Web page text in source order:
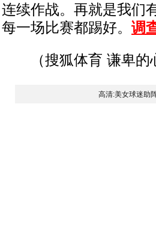
连续作战。再就是我们
每一场比赛都踢好。 调
（搜狐体育 谦卑的
高清:美女球迷助